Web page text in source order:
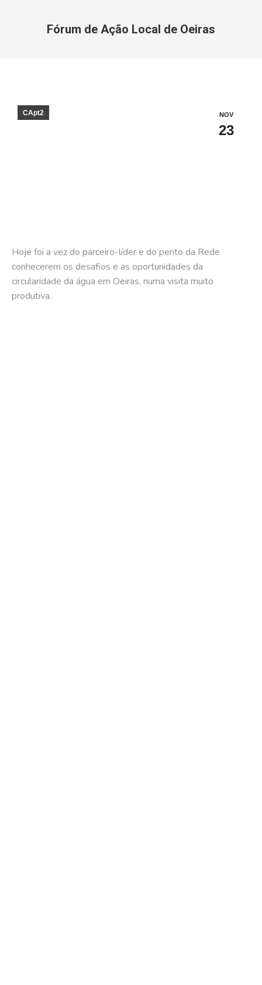
Fórum de Ação Local de Oeiras
NOV
23
CApt2
Hoje foi a vez do parceiro-líder e do perito da Rede
conhecerem os desafios e as oportunidades da
circularidade da água em Oeiras, numa visita muito
produtiva.